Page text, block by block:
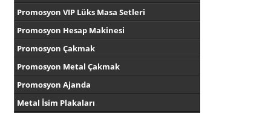
Promosyon VIP Lüks Masa Setleri
Promosyon Hesap Makinesi
Promosyon Çakmak
Promosyon Metal Çakmak
Promosyon Ajanda
Metal İsim Plakaları